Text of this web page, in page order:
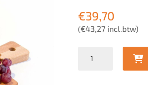
€39,70
(€43,27 incl.btw)